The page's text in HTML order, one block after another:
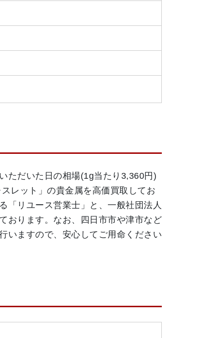
ただいた日の相場(1g当たり3,360円)
レット」の貴金属を高価買取してお
「リユース営業士」と、一般社団法人
おります。なお、四日市市や津市など
いますので、安心してご用命ください